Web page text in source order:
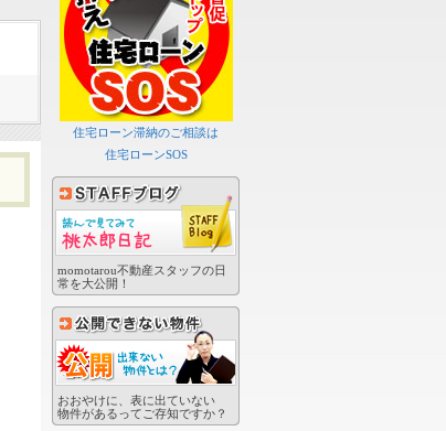
住宅ローン滞納のご相談は
住宅ローンSOS
momotarou不動産スタッフの日
常を大公開！
おおやけに、表に出ていない
物件があるってご存知ですか？